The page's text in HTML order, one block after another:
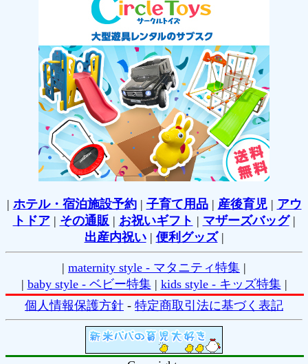
| ホテル・宿泊施設予約| 子育て用品| 産後育児| アウ
トドア| その通販 | お祝いギフト | マザーズバッグ|
出産内祝い| 便利グッズ|
| maternity style - マタニティ特集 |
| baby style - ベビー特集| kids style - キッズ特集|
個人情報保護方針 - 特定商取引法に基づく表記